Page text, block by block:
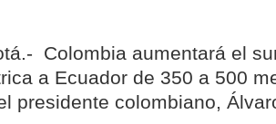
Colombia aumentará el
a Ecuador de 350 a 500
presidente colombiano,